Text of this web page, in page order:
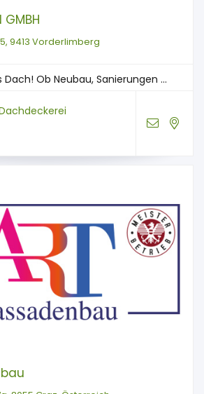
GMBH
9413 Vorderlimberg
Ob Neubau, Sanierungen ...